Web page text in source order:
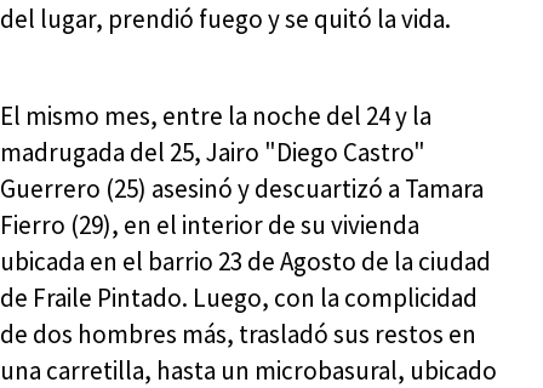
del lugar, prendió fuego y se quitó la vida.
El mismo mes, entre la noche del 24 y la
madrugada del 25, Jairo "Diego Castro"
Guerrero (25) asesinó y descuartizó a Tamara
Fierro (29), en el interior de su vivienda
ubicada en el barrio 23 de Agosto de la ciudad
de Fraile Pintado. Luego, con la complicidad
de dos hombres más, trasladó sus restos en
una carretilla, hasta un microbasural, ubicado